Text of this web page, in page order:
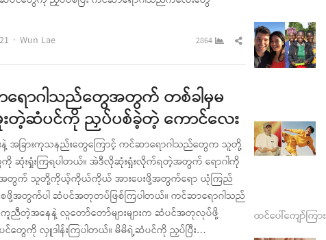
Author
Wun Lae 2864
Share
this
post
ောဂါသည်တွေအတွက် တစ်ခါမှမ
တဲ့ဆံပင်ကို ညှပ်ပစ်ခဲ့တဲ့ ကောင်လေး
အခြားကုသနည်းတွေကြောင့် ကင်ဆာရောဂါသည်တွေက သူတို့
ဆုံးရှုံးကြရပါတယ်။ အဲဒီလိုဆုံးရှုံးလိုက်ရတဲ့အတွက် ရောဂါကို
တွက် သူတို့ကိုယ့်ကိုယ်ကိုယ် အားပေးဖို့အတွက်ရော ယုံကြည်
ေဖို့အတွက်ပါ ဆံပင်အတုတပ်ဖြစ်ကြပါတယ်။ ကင်ဆာရောဂါသည်
ညီတဲ့အနေနဲ့ လူတော်တော်များများက ဆံပင်အတုလုပ်ဖို့
ေကို လှူဒါန်းကြပါတယ်။ မိမိရဲ့ဆံပင်ကို ညှပ်ပြီး…
m
ထင်ပေါ်ကျော်ကြား